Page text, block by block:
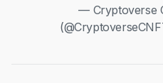
— Cryptoverse